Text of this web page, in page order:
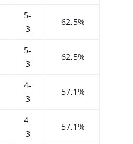
5-
3
62,5%
5-
3
62,5%
4-
3
57,1%
4-
3
57,1%